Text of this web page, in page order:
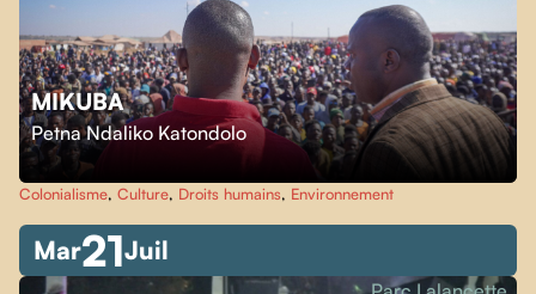
MIKUBA
Petna Ndaliko Katondolo
Colonialisme, Culture, Droits humains, Environnement
Mar21Juil